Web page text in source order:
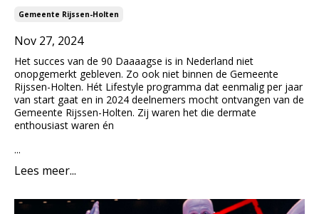
Gemeente Rijssen-Holten
Nov 27, 2024
Het succes van de 90 Daaaagse is in Nederland niet
onopgemerkt gebleven. Zo ook niet binnen de Gemeente
Rijssen-Holten. Hét Lifestyle programma dat eenmalig per jaar
van start gaat en in 2024 deelnemers mocht ontvangen van de
Gemeente Rijssen-Holten. Zij waren het die dermate
enthousiast waren én
...
Lees meer...